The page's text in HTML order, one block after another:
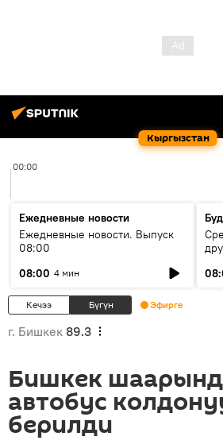
Кыргызстан
00:00
Ежедневные новости
Ежедневные новости. Выпуск
08:00
08:00 4 мин
Кечээ Бүгүн Эфирге
г. Бишкек 89.3
Бишкек
автобус
берилди